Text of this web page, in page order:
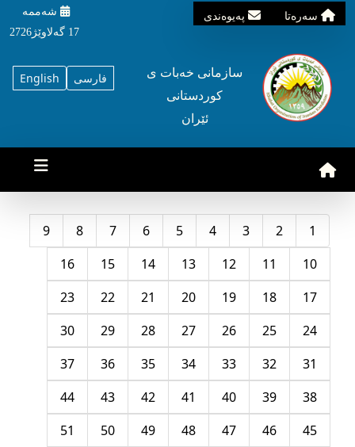
سه‌ره‌تا په‌یوه‌ندی
شه‌ممه‌
17 گه‌لاوێژ2726
English فارسی
سازمانی خه‌بات ی
کوردستانی
ئێران
1
2
3
4
5
6
7
8
9
10
11
12
13
14
15
16
17
18
19
20
21
22
23
24
25
26
27
28
29
30
31
32
33
34
35
36
37
38
39
40
41
42
43
44
45
46
47
48
49
50
51